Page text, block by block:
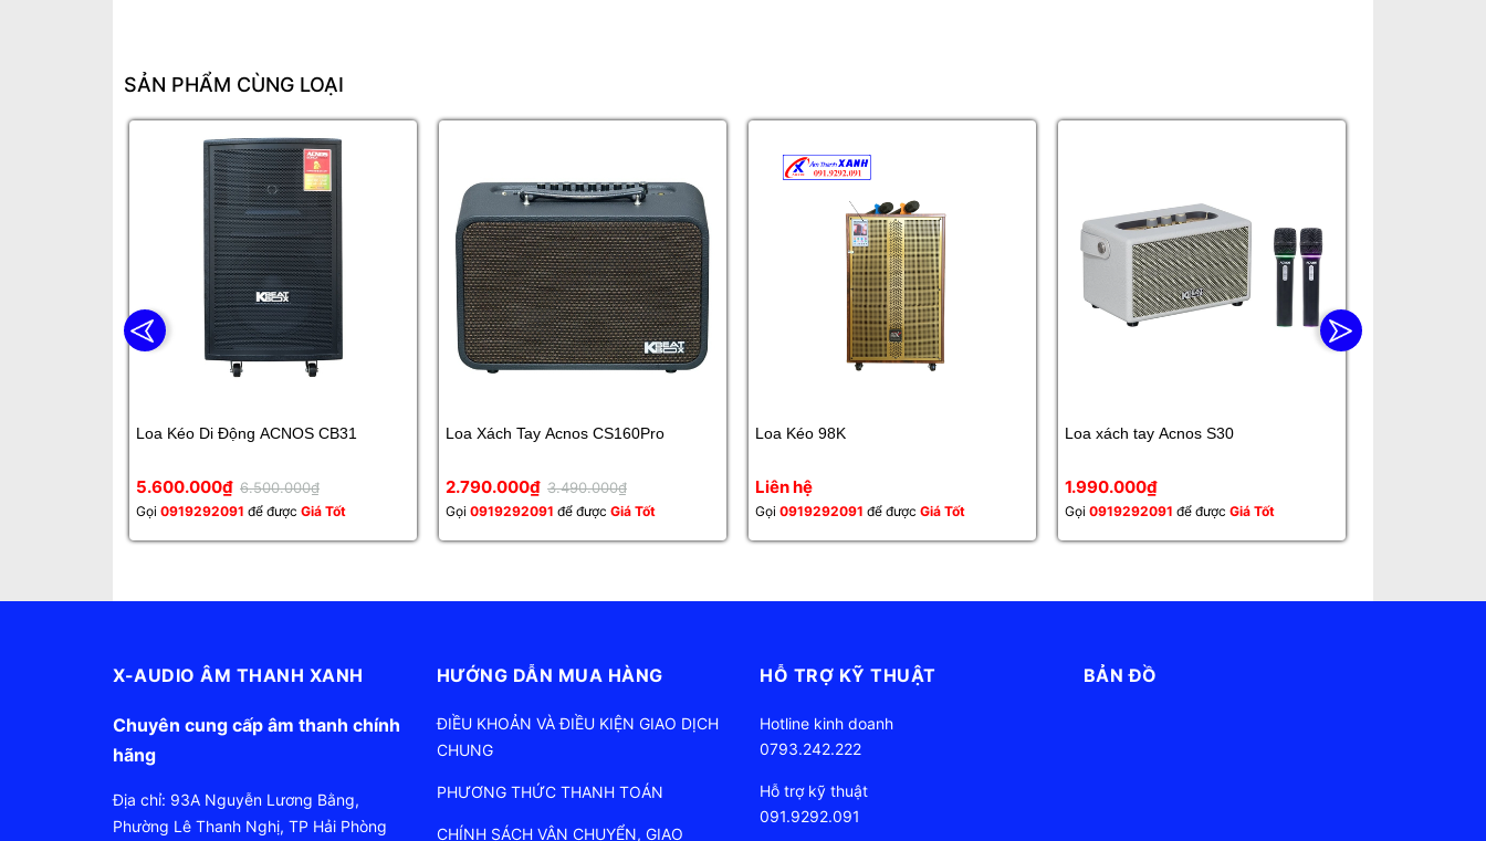
SẢN PHẨM CÙNG LOẠI
Loa Kéo Di Động ACNOS CB31
5.600.000₫ 6.500.000₫
Gọi 0919292091 để được Giá Tốt
Loa Xách Tay Acnos CS160Pro
2.790.000₫ 3.490.000₫
Gọi 0919292091 để được Giá Tốt
Loa Kéo 98K
Liên hệ
Gọi 0919292091 để được Giá Tốt
Loa xách tay Acnos S30
1.990.000₫
Gọi 0919292091 để được Giá Tốt
X-AUDIO ÂM THANH XANH
Chuyên cung cấp âm thanh chính
hãng
Địa chỉ: 93A Nguyễn Lương Bằng,
Phường Lê Thanh Nghị, TP Hải Phòng
HƯỚNG DẪN MUA HÀNG
ĐIỀU KHOẢN VÀ ĐIỀU KIỆN GIAO DỊCH
CHUNG
PHƯƠNG THỨC THANH TOÁN
CHÍNH SÁCH VẬN CHUYỂN, GIAO
HỖ TRỢ KỸ THUẬT
Hotline kinh doanh
0793.242.222
Hỗ trợ kỹ thuật
091.9292.091
BẢN ĐỒ